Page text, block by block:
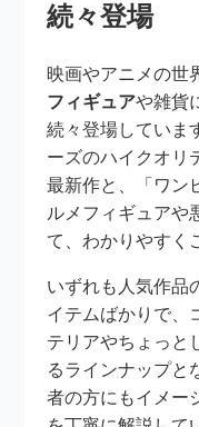
続々登場
映画やアニメの世
フィギュアや雑貨
続々登場していま
ーズのハイクオリ
最新作と、「ワン
ルメフィギュアや
て、わかりやすく
いずれも人気作品
イテムばかりで、
テリアやちょっと
るラインナップと
者の方にもイメー